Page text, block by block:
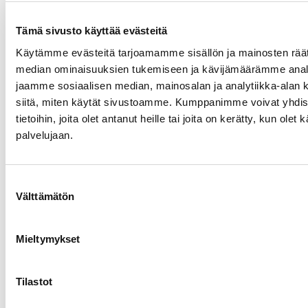
Tämä sivusto käyttää evästeitä
Käytämme evästeitä tarjoamamme sisällön ja mainosten
median ominaisuuksien tukemiseen ja kävijämäärämme
jaamme sosiaalisen median, mainosalan ja analytiikka-alan
siitä, miten käytät sivustoamme. Kumppanimme voivat
tietoihin, joita olet antanut heille tai joita on kerätty, kun olet
palvelujaan.
valinta
Välttämätön
Mieltymykset
Tilastot
Lisäksi Bruunin mukaan valtakunnansovittelijan instituutiota
on liian kevyt organisaatio.
– En olisi yllättynyt, jos seuraavassa hallitusohjelmassa olisi
kirjaus valtakunnansovitteluinstituution kehittämisestä. Tarve on
aika ilmeinen.
Oikeusvaltion puolesta
palkinnon, jonka tarkoituksena on korostaa korkealaatuisen
Palkintoperusteluissa kiitellään Bruunin poikkeuksellisen
– On hyvä, että Lakimiesliitto pitää työoikeutta sekä
ponnisteluja oikeusvaltion puolesta pitäisi entisestään lisätä.